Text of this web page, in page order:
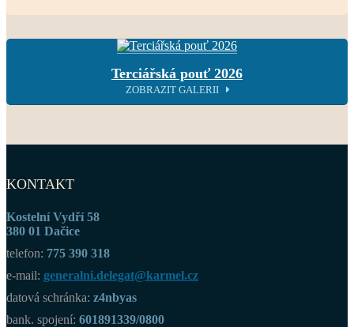
Terciářská pouť 2026
ZOBRAZIT GALERII
KONTAKT
Kostelní Vydří 58
380 01 Dačice
telefon: 775 390 318
e-mail: generalni.delegat@karmel.cz
datová schránka: z4nbyas
bank. spojení: 601891339/0800